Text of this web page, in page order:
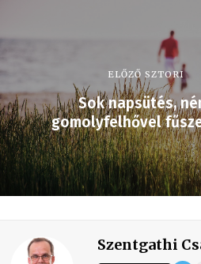
ELŐZŐ SZTORI
Sok napsütés,
gomolyfelhővel
Szentgathi